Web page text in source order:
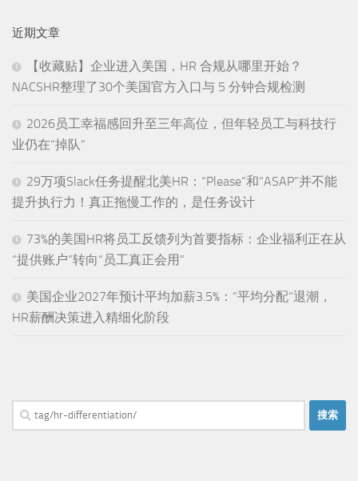
近期文章
【收藏贴】企业进入美国，HR 合规从哪里开始？
NACSHR整理了30个美国官方入口与 5 分钟合规检测
2026员工幸福感回升至三年高位，但年轻员工与科技行
业仍在“掉队”
29万项Slack任务提醒北美HR：“Please”和“ASAP”并不能
提升执行力！真正拖慢工作的，是任务设计
73%的美国HR将员工反馈列为首要指标：企业福利正在从
“提供账户”转向“员工真正会用”
美国企业2027年预计平均加薪3.5%：“平均分配”退潮，
HR薪酬决策进入精细化阶段
搜
索：